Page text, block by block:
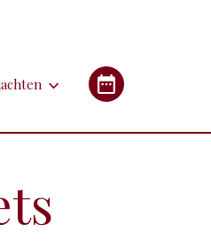
d'hôtes (B&B's)